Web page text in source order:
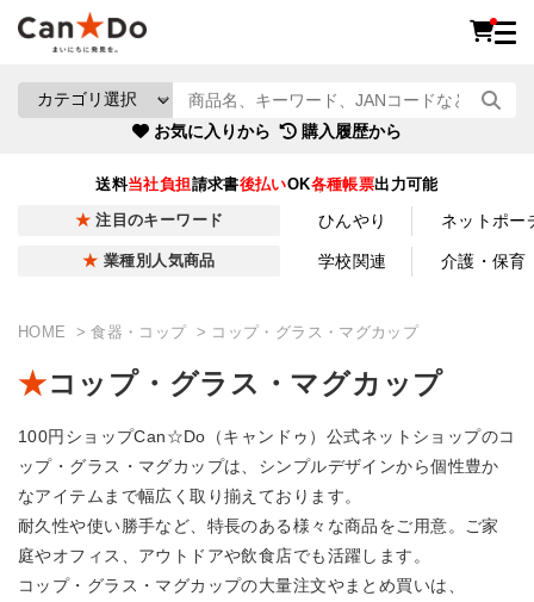
お気に入りから 購入履歴から
送料当社負担請求書後払いOK各種帳票出力可能
注目のキーワード ひんやり ネットポー
業種別人気商品 学校関連 介護・保育
HOME 食器・コップ コップ・グラス・マグカップ
コップ・グラス・マグカップ
100円ショップCan☆Do（キャンドゥ）公式ネットショップのコ
ップ・グラス・マグカップは、シンプルデザインから個性豊か
なアイテムまで幅広く取り揃えております。
耐久性や使い勝手など、特長のある様々な商品をご用意。ご家
庭やオフィス、アウトドアや飲食店でも活躍します。
コップ・グラス・マグカップの大量注文やまとめ買いは、